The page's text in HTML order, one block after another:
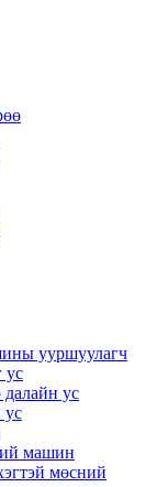
ууршуулагч
ус
далайн ус
ус
машин
мөсний